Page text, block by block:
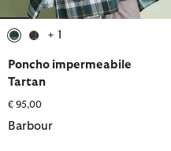
+ 1
Poncho impermeabile
Tartan
€ 95,00
Barbour